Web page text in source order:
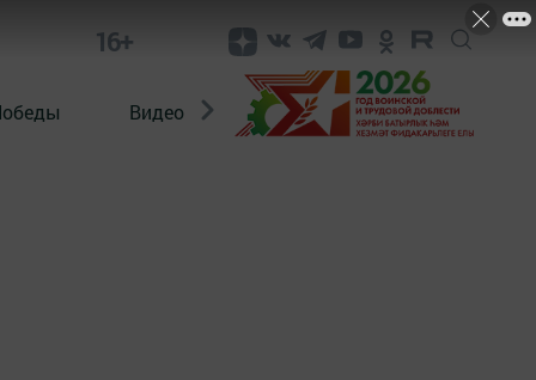
16+
Видео Конкурсы ЭтноДети